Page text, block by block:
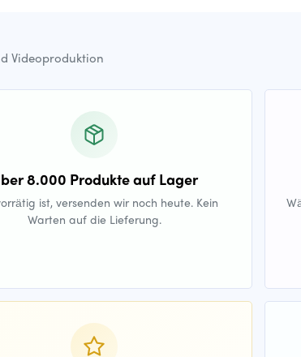
Videoproduktion
8.000 Produkte auf Lager
ist, versenden wir noch heute. Kein
Warten auf die Lieferung.